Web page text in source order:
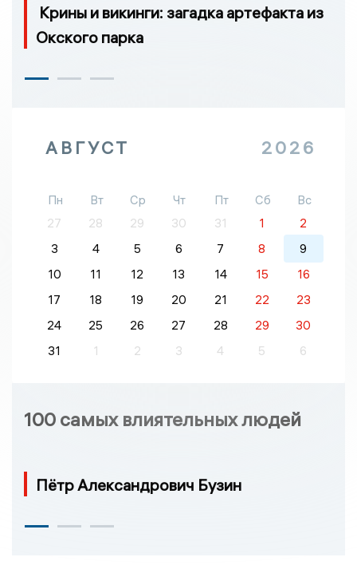
Крины и викинги: загадка артефакта из
Окского парка
АВГУСТ 2026
Пн Вт Ср Чт Пт Сб
Вс
27
28 29 30 31 1
2
3
4 5 6 7 8
9
10
11 12 13 14 15
16
17
18 19 20 21 22
23
24
25 26 27 28 29
30
31
1 2 3 4 5 6
100 самых влиятельных людей
Пётр Александрович Бузин